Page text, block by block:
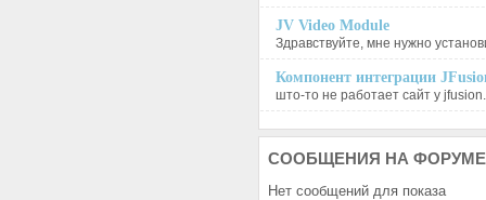
JV Video Module
Здравствуйте, мне нужно
Компонент интеграции
што-то не работает сайт у
СООБЩЕНИЯ НА ФОРУМЕ
Нет сообщений для показа